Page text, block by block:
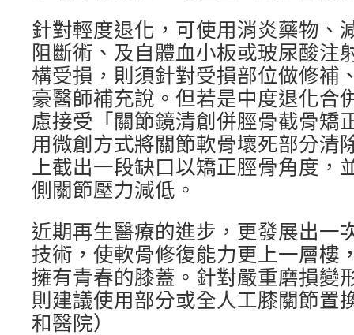
針對輕度退化，可使用消炎藥物、
阻斷術、及自體血小板或玻尿酸注
構受損，則須針對受損部位做修補
豪醫師補充說。但若是中度退化合
慮接受「關節鏡清創併脛骨截骨矯
用微創方式將關節軟骨壞死部分清
上截出一段缺口以矯正脛骨角度，
側關節壓力減低。
近期再生醫療的進步，更發展出一
技術，使軟骨修復能力更上一層樓
擁有青春的膝蓋。針對嚴重磨損變
則建議使用部分或全人工膝關節置
和醫院）